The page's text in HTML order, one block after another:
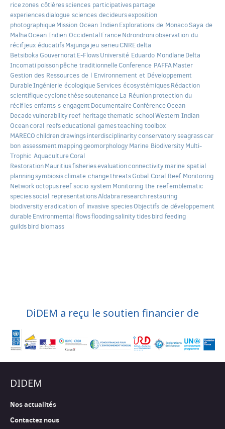
ricezones côtièressciences participativespartage
experiencesdialogue sciences decideursexposition
photographiqueMission Ocean IndienExplorations de MonacoSaya de
MalhaOcean Indien OccidentalFranceNdrondroniobservation du
récifjeux éducatifsMajunga jeu serieuCNREdelta
BetsibokaGouvernoratE-FlowsUniversité Eduardo MondlaneDelta
Incomatipoissonpêche traditionnelleConference PAFFAMaster
Gestion des Ressources de l Environnement et Développement
DurableIngénierie écologiqueServices écosystémiquesRédaction
scientifiquecyclonethèsesoutenanceLa Réunionprotection du
récifles enfants s engagentDocumentaireConférenceOcean
Decadevulnerability reef heritagethematic schoolWestern Indian
Oceancoral reefseducational gamesteaching toolbox
MARECOchildrendrawingsinterdisciplinarityconservatory seagrasscar
bon assessmentmappinggeomorphology Marine Biodiversity Multi-
Trophic AquacultureCoral
RestorationMauritiusfisheriesevaluationconnectivity marine spatial
planningsymbiosisclimate changethreatsGobal Coral Reef Monitoring
Networkoctopusreef socio system Monitoring the reefemblematic
speciessocial representationsAldabra researchrestauring
biodiversityeradication of invasive speciesObjectifs de développement
durableEnvironmental flowsfloodingsalinitytidesbird feeding
guildsbird biomass
DiDEM a reçu le soutien financier de
DIDEM
Nos actualités
Contactez nous